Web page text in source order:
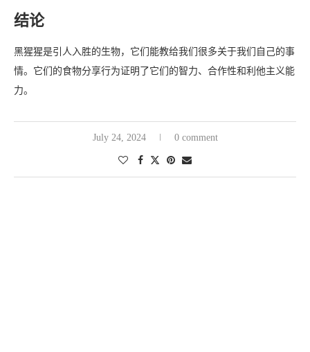
结论
黑猩猩是引人入胜的生物，它们能教给我们很多关于我们自己的事
情。它们的食物分享行为证明了它们的智力、合作性和利他主义能
力。
July 24, 2024 0 comment